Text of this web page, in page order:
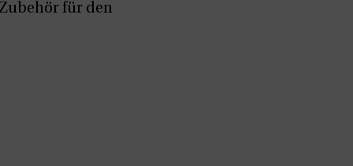
für den